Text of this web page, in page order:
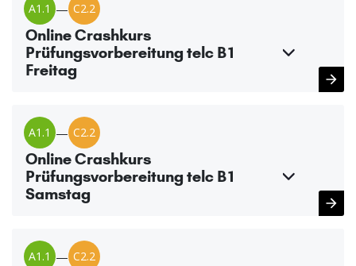
A1.1 — C2.2
Online Crashkurs
Prüfungsvorbereitung telc B1
Freitag
A1.1 — C2.2
Online Crashkurs
Prüfungsvorbereitung telc B1
Samstag
A1.1 — C2.2